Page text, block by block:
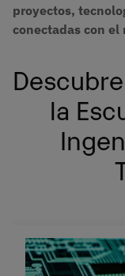
proyectos,
conectadas con
la